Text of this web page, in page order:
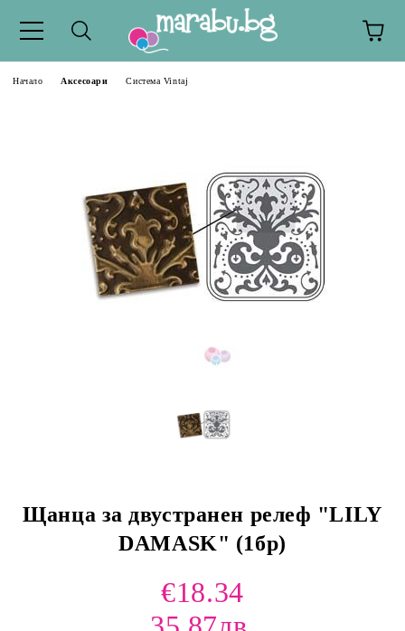
Начало Аксесоари Система Vintaj
Щанца за двустранен релеф "LILY
DAMASK" (1бр)
€18.34